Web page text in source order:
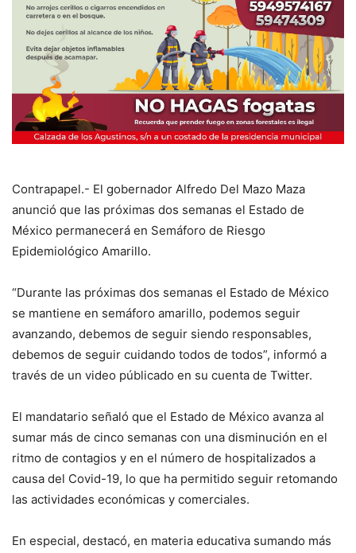
Contrapapel.- El gobernador Alfredo Del Mazo Maza
anunció que las próximas dos semanas el Estado de
México permanecerá en Semáforo de Riesgo
Epidemiológico Amarillo.
“Durante las próximas dos semanas el Estado de México
se mantiene en semáforo amarillo, podemos seguir
avanzando, debemos de seguir siendo responsables,
debemos de seguir cuidando todos de todos”, informó a
través de un video públicado en su cuenta de Twitter.
El mandatario señaló que el Estado de México avanza al
sumar más de cinco semanas con una disminución en el
ritmo de contagios y en el número de hospitalizados a
causa del Covid-19, lo que ha permitido seguir retomando
las actividades económicas y comerciales.
En especial, destacó, en materia educativa sumando más